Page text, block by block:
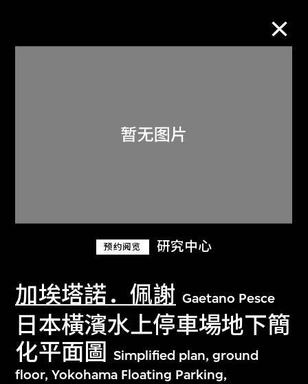
预约阅览 研究中心
加埃塔諾．佩謝 Gaetano Pesce
日本橫濱水上停車場地下簡
化平面圖
Simplified plan, ground
floor, Yokohama Floating Parking,
关于M+藏品
探索世界顶级的二十及二十一世纪视觉
文化藏品。